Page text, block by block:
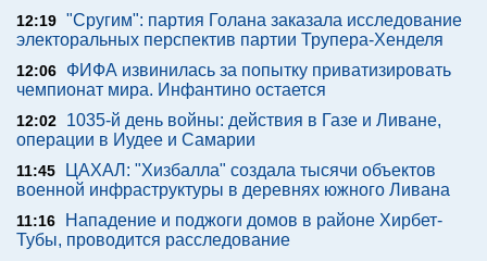
12:19 "Сругим": партия Голана заказала исследование
электоральных перспектив партии Трупера-Хенделя
12:06
ФИФА извинилась за попытку приватизировать
чемпионат мира. Инфантино остается
12:02
1035-й день войны: действия в Газе и Ливане,
операции в Иудее и Самарии
11:45
ЦАХАЛ: "Хизбалла" создала тысячи объектов
военной инфраструктуры в деревнях южного Ливана
11:16
Нападение и поджоги домов в районе Хирбет-
Тубы, проводится расследование